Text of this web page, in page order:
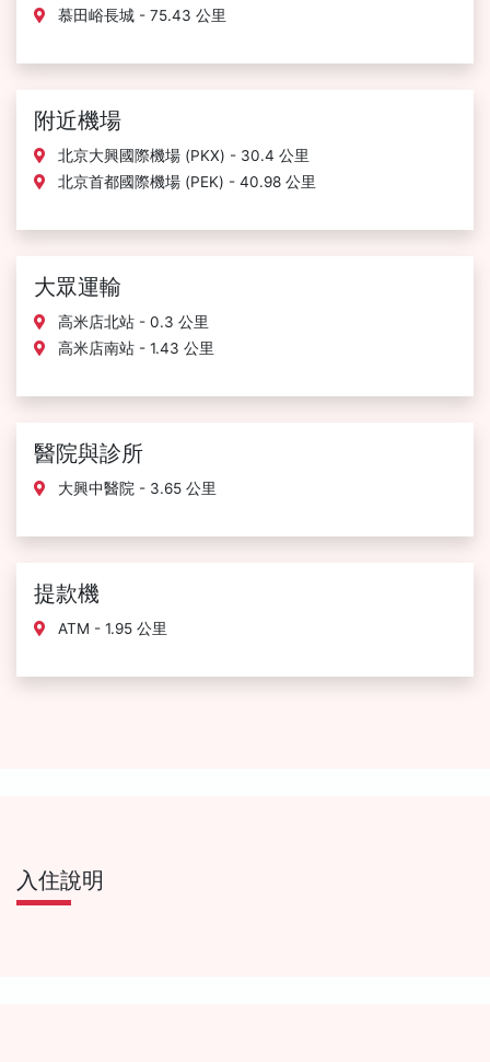
慕田峪長城 - 75.43 公里
附近機場
北京大興國際機場 (PKX) - 30.4 公里
北京首都國際機場 (PEK) - 40.98 公里
大眾運輸
高米店北站 - 0.3 公里
高米店南站 - 1.43 公里
醫院與診所
大興中醫院 - 3.65 公里
提款機
ATM - 1.95 公里
入住說明